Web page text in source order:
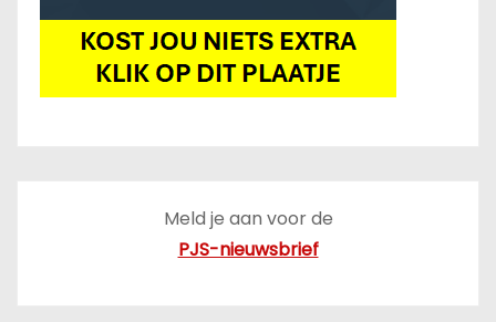
Meld je aan voor de
PJS-nieuwsbrief